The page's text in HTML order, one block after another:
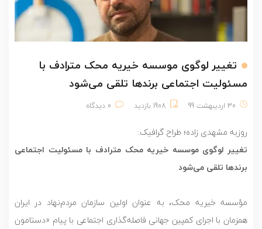
تغییر لوگوی موسسه خیریه محک مترادف با
مسئولیت اجتماعی برندها تلقی می‌شود
30 اردیبهشت 99 1908 بازدید 0 دیدگاه
روزبه مشهدی زاده؛ طراح گرافیک:
تغییر لوگوی موسسه خیریه محک مترادف با مسئولیت اجتماعی
برندها تلقی می‌شود
مؤسسه خیریه محک، به عنوان اولین سازمان مردم‌نهاد در ایران
همزمان با اجرای کمپین جهانی فاصله‌گذاری اجتماعی با پیام «دستامون